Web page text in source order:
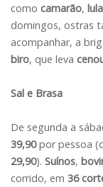
como camarão, lula
domingos, ostras
acompanhar, a
biro, que leva
Sal e Brasa
De segunda a
39,90por pessoa
29,90). Suínos,
corrido, em 36